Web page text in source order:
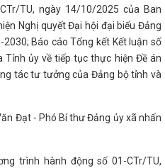
TU, ngày 14/10/2025 của Ban
Nghị quyết Đại hội đại biểu Đảng
Báo cáo Tổng kết Kết luận số
ủy về tiếp tục thực hiện Đề án
tác tư tưởng của Đảng bộ tỉnh và
Đạt - Phó Bí thư Đảng ủy xã nhấn
trình hành động số 01-CTr/TU,